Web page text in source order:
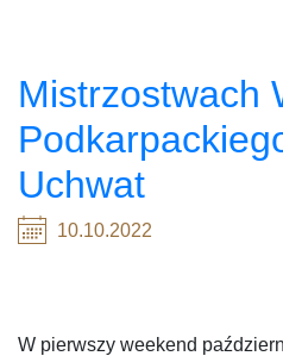
Mistrzostwach
Uchwat
10.10.2022
W pierwszy weekend